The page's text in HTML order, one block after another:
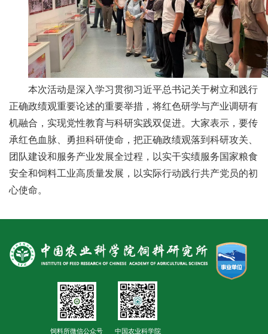
党
建
工
作
本次活动是深入学习贯彻习近平总书记关于树立和践行
正确政绩观重要论述的重要举措，将红色研学与产业调研有
机融合，实现党性教育与科研实践双促进。大家表示，要传
承红色血脉、勇担科研使命，把正确政绩观落到科研攻关、
团队建设和服务产业发展全过程，以实干实绩服务国家粮食
安全和饲料工业高质量发展，以实际行动践行共产党员的初
心使命。
饲料所微信公众号 中国农业科学院